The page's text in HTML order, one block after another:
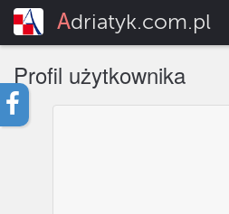
Adriatyk.com.pl
Profil użytkownika